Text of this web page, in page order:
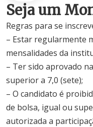
Seja um
Regras para se
– Estar regularmente
mensalidades da
– Ter sido aprovado
superior a 7,0 (sete);
– O candidato é
de bolsa, igual ou
autorizada a